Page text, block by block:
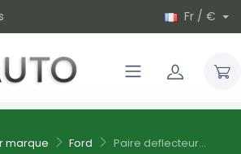
Fr / €
marque Ford Paire deflecteur...